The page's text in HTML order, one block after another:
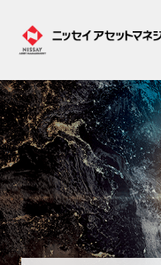
ファンド情報
ファンド情報TOP
基準価額一覧
ファンド検索
マーケット情報
マーケット情報TOP
資産形成ポータ